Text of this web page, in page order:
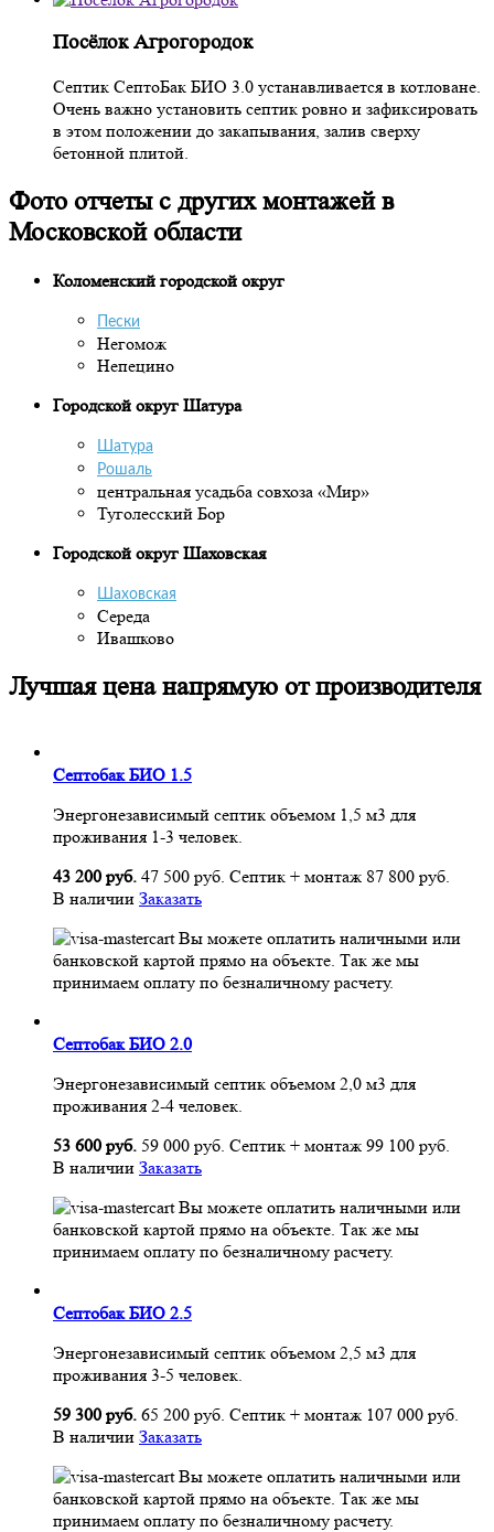
Посёлок Агрогородок
Септик СептоБак БИО 3.0 устанавливается в котловане.
Очень важно установить септик ровно и зафиксировать
в этом положении до закапывания, залив сверху
бетонной плитой.
Фото отчеты с других монтажей в
Московской области
Коломенский городской округ
Пески
Негомож
Непецино
Городской округ Шатура
Шатура
Рошаль
центральная усадьба совхоза «Мир»
Туголесский Бор
Городской округ Шаховская
Шаховская
Середа
Ивашково
Лучшая цена напрямую от производителя
Септобак БИО 1.5
Энергонезависимый септик объемом 1,5 м3 для
проживания 1-3 человек.
43 200 руб. 47 500 руб. Септик + монтаж 87 800 руб.
В наличии Заказать
Вы можете оплатить наличными или
банковской картой прямо на объекте. Так же мы
принимаем оплату по безналичному расчету.
Септобак БИО 2.0
Энергонезависимый септик объемом 2,0 м3 для
проживания 2-4 человек.
53 600 руб. 59 000 руб. Септик + монтаж 99 100 руб.
В наличии Заказать
Вы можете оплатить наличными или
банковской картой прямо на объекте. Так же мы
принимаем оплату по безналичному расчету.
Септобак БИО 2.5
Энергонезависимый септик объемом 2,5 м3 для
проживания 3-5 человек.
59 300 руб. 65 200 руб. Септик + монтаж 107 000 руб.
В наличии Заказать
Вы можете оплатить наличными или
банковской картой прямо на объекте. Так же мы
принимаем оплату по безналичному расчету.